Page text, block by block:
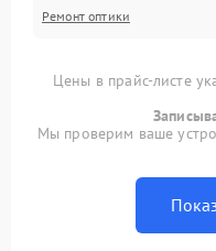
Ремонт оптики
Цены в прайс-листе
Мы проверим ваше